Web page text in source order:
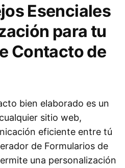
Esenciales
para tu
Contacto de
bien elaborado es un
sitio web,
eficiente entre tú
de Formularios de
una personalización